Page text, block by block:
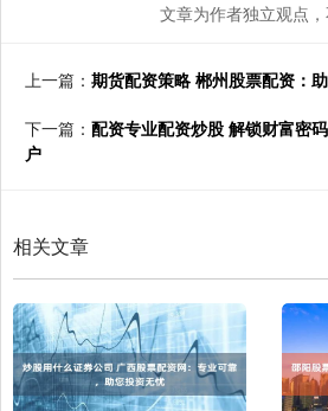
文章为作者独立观点
上一篇： 期货配资策略 郴州股票配资：
下一篇： 配资专业配资炒股 解锁财富密
户
相关文章